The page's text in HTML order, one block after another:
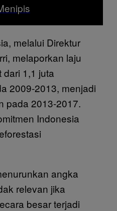
melalui Direktur
melaporkan laju
1,1 juta
2009-2013, menjadi
pada 2013-2017.
Indonesia
angka
relevan jika
besar terjadi